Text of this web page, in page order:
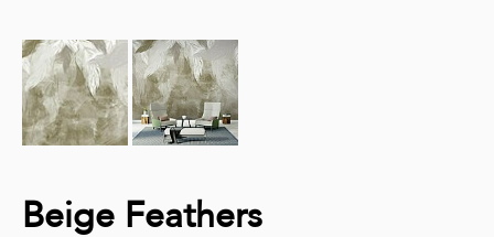
Beige Feathers